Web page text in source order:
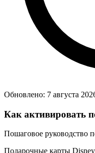
Обновлено: 7 августа
Как активировать
Пошаговое руководство
Подарочные карты